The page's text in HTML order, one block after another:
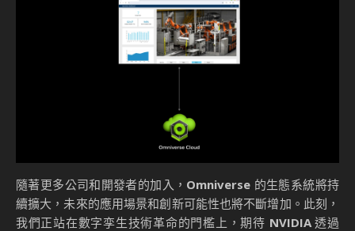
隨著更多公司和開發者的加入， Omniverse 的生態系統將持
續擴大，未來的應用場景和創新可能性也將不斷增加。此刻，
我們正站在數字孪生技術革命的門檻上，期待 NVIDIA透過